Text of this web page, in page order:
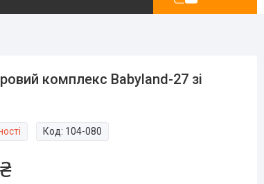
комплекс Babyland-27 зі
Код: 104-080